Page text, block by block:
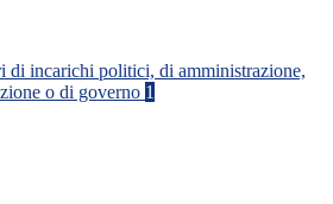
di incarichi politici, di amministrazione,
o di governo 1